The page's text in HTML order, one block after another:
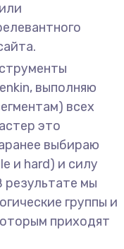
выполняю
всех
это
выбираю
и hard) и силу
результате мы
группы и
приходят